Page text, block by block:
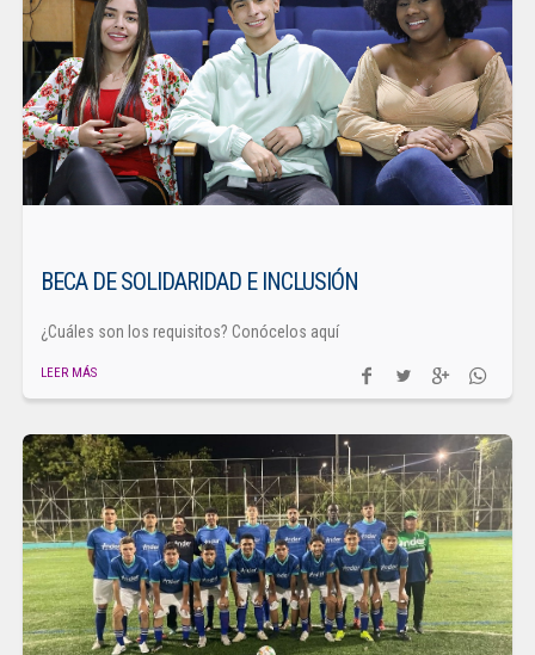
BECA DE SOLIDARIDAD E INCLUSIÓN
¿Cuáles son los requisitos? Conócelos aquí
LEER MÁS